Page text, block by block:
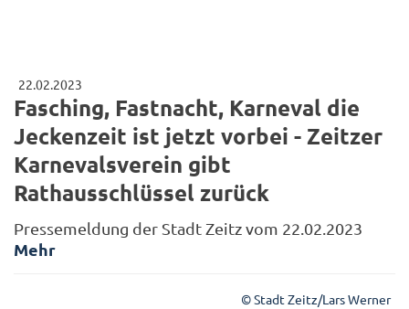
22.02.2023
Fasching, Fastnacht, Karneval die
Jeckenzeit ist jetzt vorbei - Zeitzer
Karnevalsverein gibt
Rathausschlüssel zurück
Pressemeldung der Stadt Zeitz vom 22.02.2023
Mehr
© Stadt Zeitz/Lars Werner